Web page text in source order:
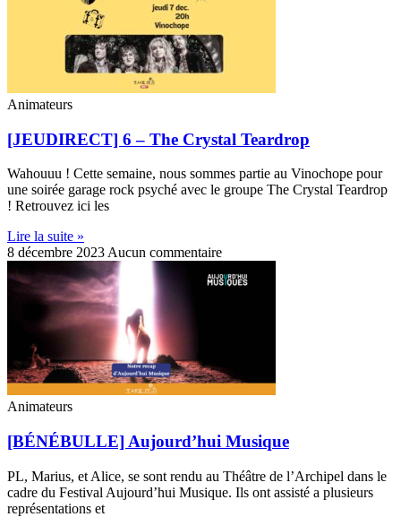
Animateurs
[JEUDIRECT] 6 – The Crystal Teardrop
Wahouuu ! Cette semaine, nous sommes partie au Vinochope pour
une soirée garage rock psyché avec le groupe The Crystal Teardrop
! Retrouvez ici les
Lire la suite »
8 décembre 2023Aucun commentaire
Animateurs
[BÉNÉBULLE] Aujourd’hui Musique
PL, Marius, et Alice, se sont rendu au Théâtre de l’Archipel dans le
cadre du Festival Aujourd’hui Musique. Ils ont assisté a plusieurs
représentations et